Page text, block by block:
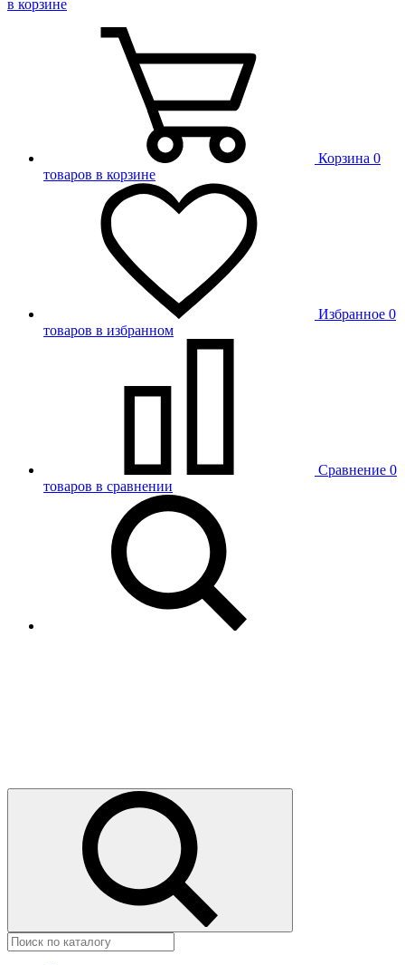
в корзине
Корзина 0
товаров в корзине
Избранное 0
товаров в избранном
Сравнение 0
товаров в сравнении